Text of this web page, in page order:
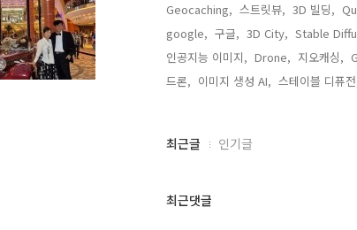
Geocaching, 스트릿뷰, 3D 빌딩,
google, 구글, 3D City, Stable
인공지능 이미지, Drone, 지오캐싱,
드론, 이미지 생성 AI, 스테이블 디퓨전,
최
과
최근글 인기글
최근댓글